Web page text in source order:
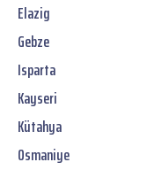
Elazig
Gebze
Isparta
Kayseri
Kütahya
Osmaniye